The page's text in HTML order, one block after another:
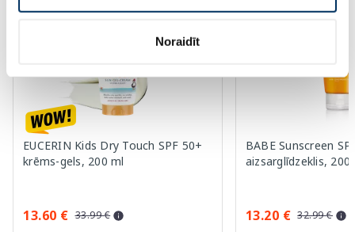
Noraidīt
EUCERIN Kids Dry Touch SPF 50+
krēms-gels, 200 ml
13.60 € 33.99 €
BABE Sunscreen
aizsarglīdzeklis, 200
13.20 € 32.99 €